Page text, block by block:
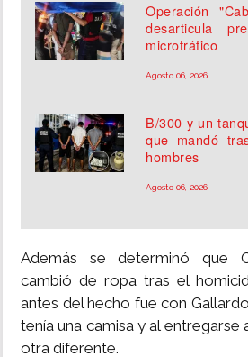
Operación
desarticula
microtráfico
Agosto 06, 2026
B/300 y un
que mandó
hombres
Agosto 06, 2026
Además se determinó que
cambió de ropa tras el
antes del hecho fue con
tenía una camisa y al entregarse
otra diferente.